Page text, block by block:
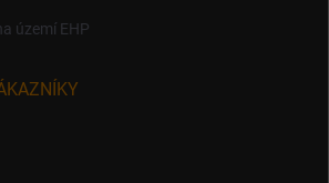
území EHP